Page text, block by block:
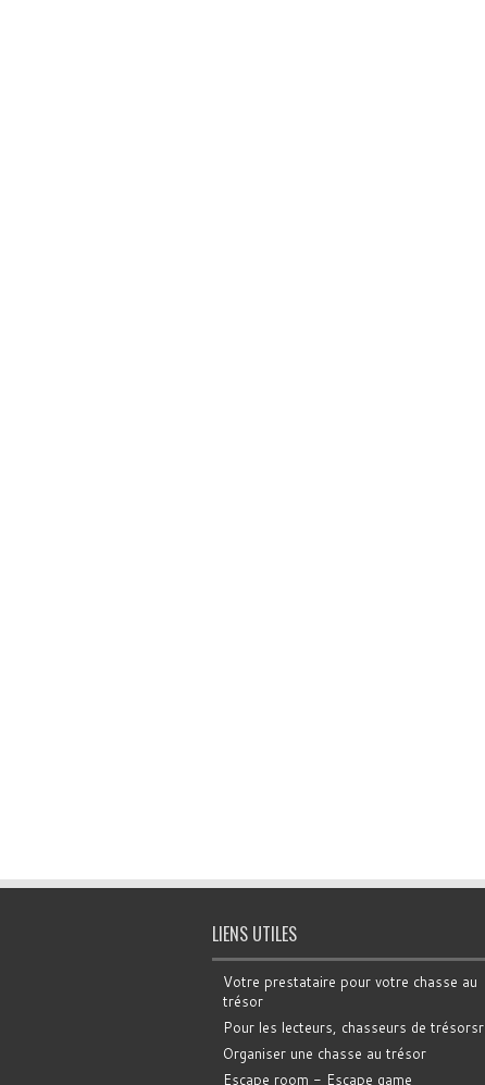
LIENS UTILES
Votre prestataire pour votre chasse au
trésor
Pour les lecteurs, chasseurs de trésorsr
Organiser une chasse au trésor
Escape room - Escape game